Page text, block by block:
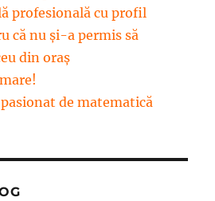
profesională cu profil
că nu și-a permis să
din oraș
de matematică